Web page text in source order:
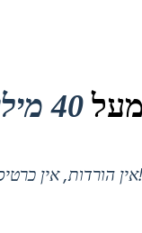
40 מיליון
אין הורדות, אין כרטיס אשראי ואין צורך בכניסה כדי לנסות!